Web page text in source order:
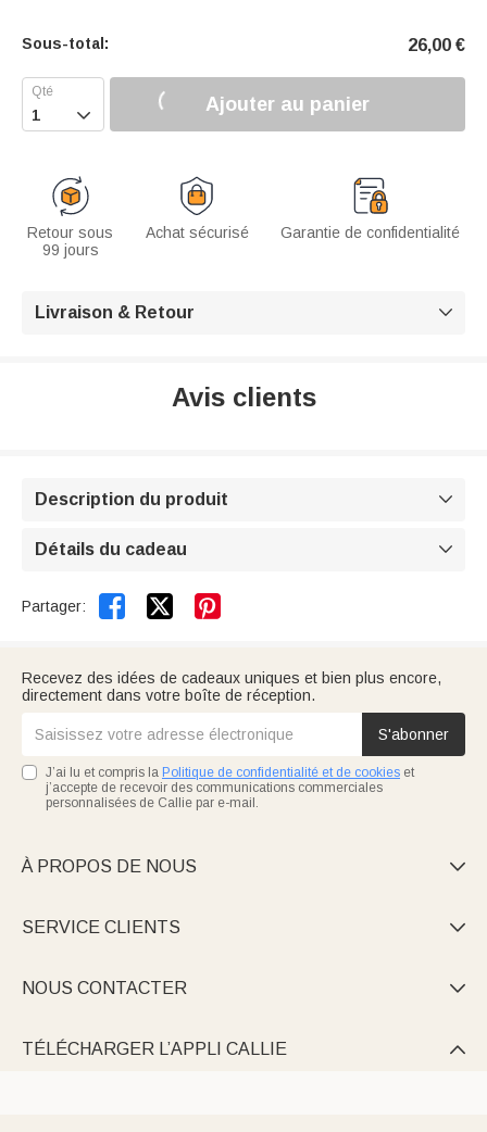
Sous-total: 26,00 €
 Ajouter au panier
Retour sous
99 jours
Achat sécurisé Garantie de confidentialité
Livraison & Retour 
Avis clients
Description du produit 
Détails du cadeau 
Partager:  
Recevez des idées de cadeaux uniques et bien plus encore,
directement dans votre boîte de réception.
S'abonner
J’ai lu et compris la Politique de confidentialité et de cookies et
j’accepte de recevoir des communications commerciales
personnalisées de Callie par e-mail.
À PROPOS DE NOUS 
SERVICE CLIENTS 
NOUS CONTACTER 
TÉLÉCHARGER L’APPLI CALLIE 